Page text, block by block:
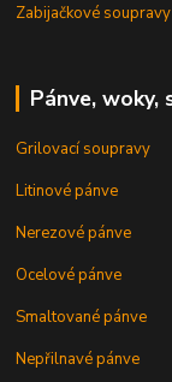
Zabijačkové soupravy
Pánve, woky,
Grilovací soupravy
Litinové pánve
Nerezové pánve
Ocelové pánve
Smaltované pánve
Nepřilnavé pánve